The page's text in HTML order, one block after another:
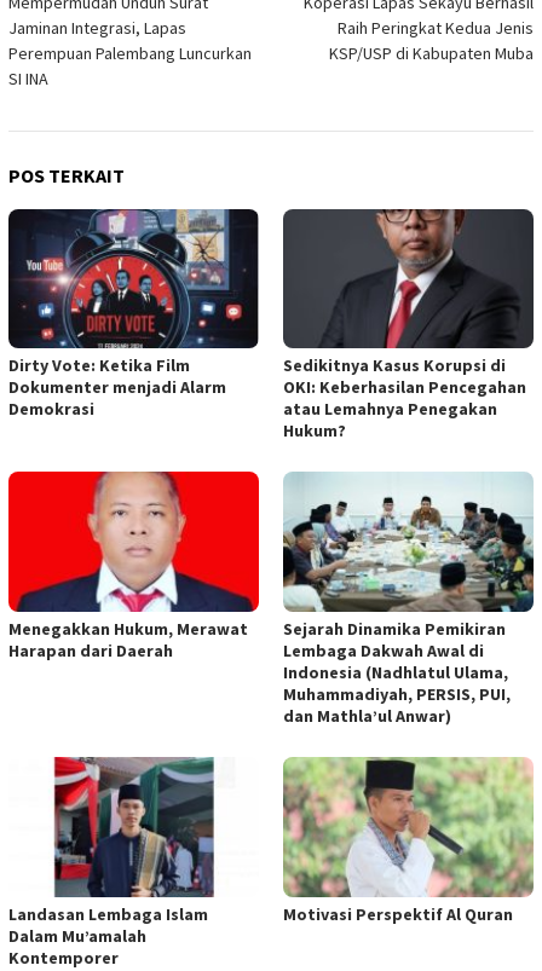
pos
Jaminan Integrasi, Lapas
Perempuan Palembang Luncurkan
SI INA
Raih Peringkat Kedua Jenis
KSP/USP di Kabupaten Muba
POS TERKAIT
Dirty Vote: Ketika Film
Dokumenter menjadi Alarm
Demokrasi
Sedikitnya Kasus Korupsi di
OKI: Keberhasilan Pencegahan
atau Lemahnya Penegakan
Hukum?
Menegakkan Hukum, Merawat
Harapan dari Daerah
Sejarah Dinamika Pemikiran
Lembaga Dakwah Awal di
Indonesia (Nadhlatul Ulama,
Muhammadiyah, PERSIS, PUI,
dan Mathla’ul Anwar)
Landasan Lembaga Islam
Dalam Mu’amalah
Kontemporer
Motivasi Perspektif Al Quran